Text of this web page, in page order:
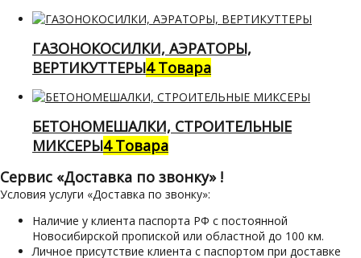
ГАЗОНОКОСИЛКИ, АЭРАТОРЫ,
ВЕРТИКУТТЕРЫ4 Товара
БЕТОНОМЕШАЛКИ, СТРОИТЕЛЬНЫЕ
МИКСЕРЫ4 Товара
Сервис «Доставка по звонку» !
Условия услуги «Доставка по звонку»:
Наличие у клиента паспорта РФ с постоянной
Новосибирской пропиской или областной до 100 км.
Личное присутствие клиента с паспортом при доставке